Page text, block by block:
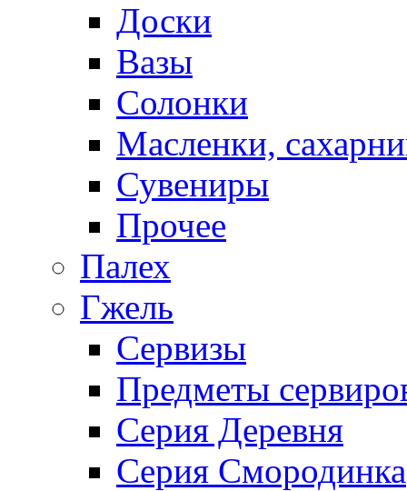
Доски
Вазы
Солонки
Масленки,
Сувениры
Прочее
Палех
Гжель
Сервизы
Предметы
Серия Деревня
Серия Смородинка